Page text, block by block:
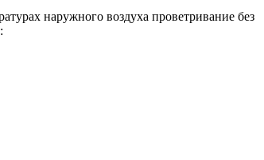
наружного воздуха проветривание без